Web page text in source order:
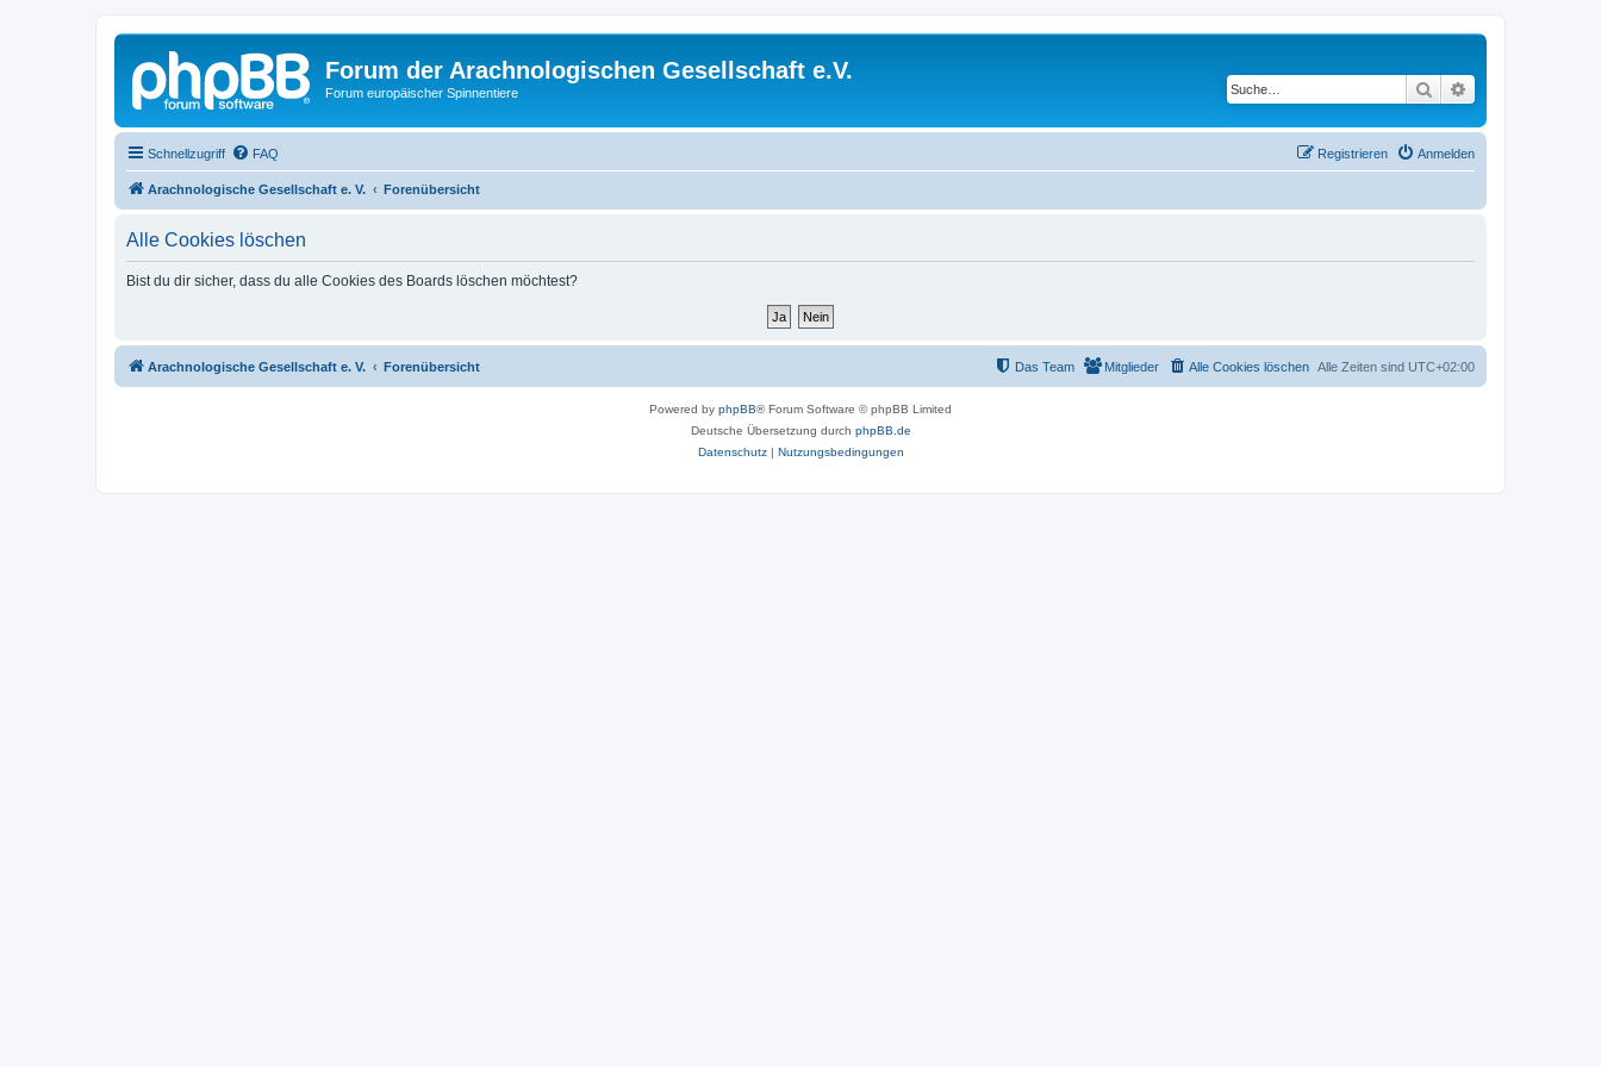
Forum der Arachnologischen Gesellschaft e.V.
Forum europäischer Spinnentiere Suche
Schnellzugriff FAQ Anmelden
Registrieren
Arachnologische Gesellschaft e. V. Forenübersicht
Alle Cookies löschen
Bist du dir sicher, dass du alle Cookies des Boards löschen möchtest?
Arachnologische Gesellschaft e. V. Forenübersicht Alle Zeiten sind UTC+02:00
Alle Cookies löschen
Mitglieder
Das Team
Powered by phpBB® Forum Software © phpBB Limited
Deutsche Übersetzung durch phpBB.de
Datenschutz| Nutzungsbedingungen